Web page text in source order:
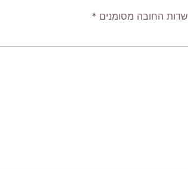
שדות החובה מסומנים *